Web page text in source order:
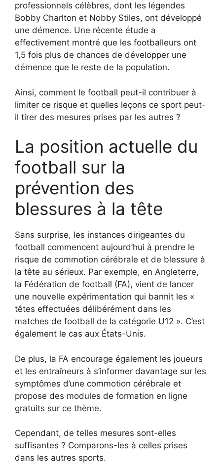
professionnels célèbres, dont les légendes
Bobby Charlton et Nobby Stiles, ont développé
une démence. Une récente étude a
effectivement montré que les footballeurs ont
1,5 fois plus de chances de développer une
démence que le reste de la population.
Ainsi, comment le football peut-il contribuer à
limiter ce risque et quelles leçons ce sport peut-
il tirer des mesures prises par les autres ?
La position actuelle du
football sur la
prévention des
blessures à la tête
Sans surprise, les instances dirigeantes du
football commencent aujourd’hui à prendre le
risque de commotion cérébrale et de blessure à
la tête au sérieux. Par exemple, en Angleterre,
la Fédération de football (FA), vient de lancer
une nouvelle expérimentation qui bannit les «
têtes effectuées délibérément dans les
matches de football de la catégorie U12 ». C’est
également le cas aux États-Unis.
De plus, la FA encourage également les joueurs
et les entraîneurs à s’informer davantage sur les
symptômes d’une commotion cérébrale et
propose des modules de formation en ligne
gratuits sur ce thème.
Cependant, de telles mesures sont-elles
suffisantes ? Comparons-les à celles prises
dans les autres sports.